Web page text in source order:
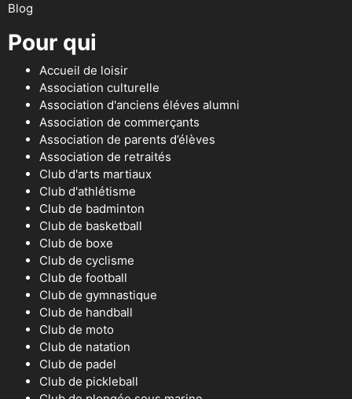
Blog
Pour qui
Accueil de loisir
Association culturelle
Association d'anciens éléves alumni
Association de commerçants
Association de parents d’élèves
Association de retraités
Club d'arts martiaux
Club d'athlétisme
Club de badminton
Club de basketball
Club de boxe
Club de cyclisme
Club de football
Club de gymnastique
Club de handball
Club de moto
Club de natation
Club de padel
Club de pickleball